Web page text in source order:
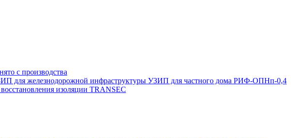
с производства
для железнодорожной инфраструктуры УЗИП для частного дома РИФ-ОПНп-0,4
изоляции TRANSEC